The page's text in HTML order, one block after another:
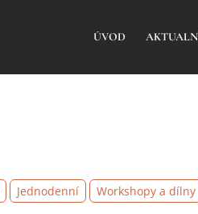
ÚVOD
Jednodenní Workshopy a dílny